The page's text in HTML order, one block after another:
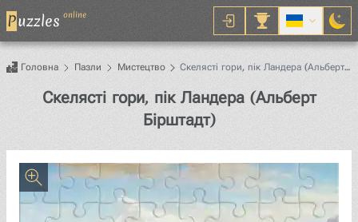
Puzzles online
Головна Пазли Мистецтво
Скелясті гори, пік Ландера (Альберт
Скелясті гори, пік Ландера (Альберт
Бірштадт)Пазл